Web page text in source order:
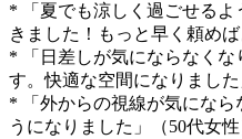
* 「夏でも涼しく過ごせる
きました！もっと早く頼め
* 「日差しが気にならなくな
す。快適な空間になりました
* 「外からの視線が気になら
うになりました」（50代女性